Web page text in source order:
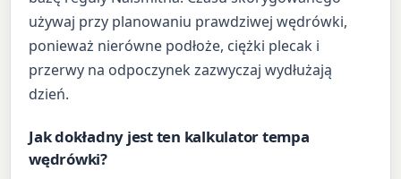
używaj przy planowaniu prawdziwej wędrówki,
ponieważ nierówne podłoże, ciężki plecak i
przerwy na odpoczynek zazwyczaj wydłużają
dzień.
Jak dokładny jest ten kalkulator tempa
wędrówki?